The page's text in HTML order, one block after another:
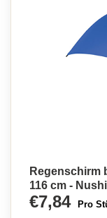
Regenschirm
116 cm -
€7,84 Pro